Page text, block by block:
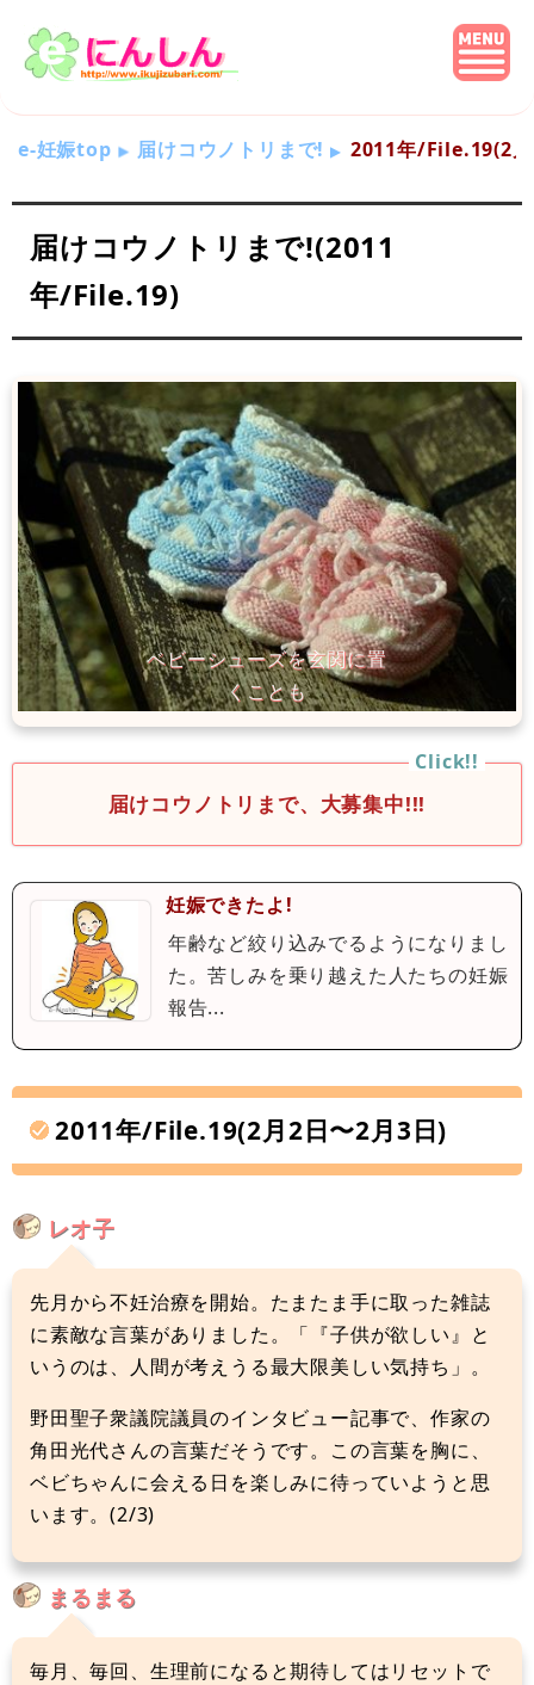
e-妊娠top 届けコウノトリまで! 2011年/File.19(2
届けコウノトリまで!(2011
年/File.19)
届けコウノトリまで、大募集中!!!
妊娠できたよ!
年齢など絞り込みでるようになりまし
た。苦しみを乗り越えた人たちの妊娠
報告...
2011年/File.19(2月2日〜2月3日)
レオ子
先月から不妊治療を開始。たまたま手に取った雑誌
に素敵な言葉がありました。「『子供が欲しい』と
いうのは、人間が考えうる最大限美しい気持ち」。
野田聖子衆議院議員のインタビュー記事で、作家の
角田光代さんの言葉だそうです。この言葉を胸に、
ベビちゃんに会える日を楽しみに待っていようと思
います。(2/3)
まるまる
毎月、毎回、生理前になると期待してはリセットで